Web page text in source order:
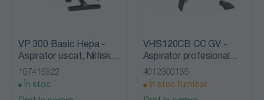
VP 300 Basic Hepa -
Aspirator uscat, Nilfisk
Advance
107415322
În stoc
VHS120CB CC GV -
Aspirator profesional
industrial, Nilfisk
Advance
4012300135
În stoc furnizor